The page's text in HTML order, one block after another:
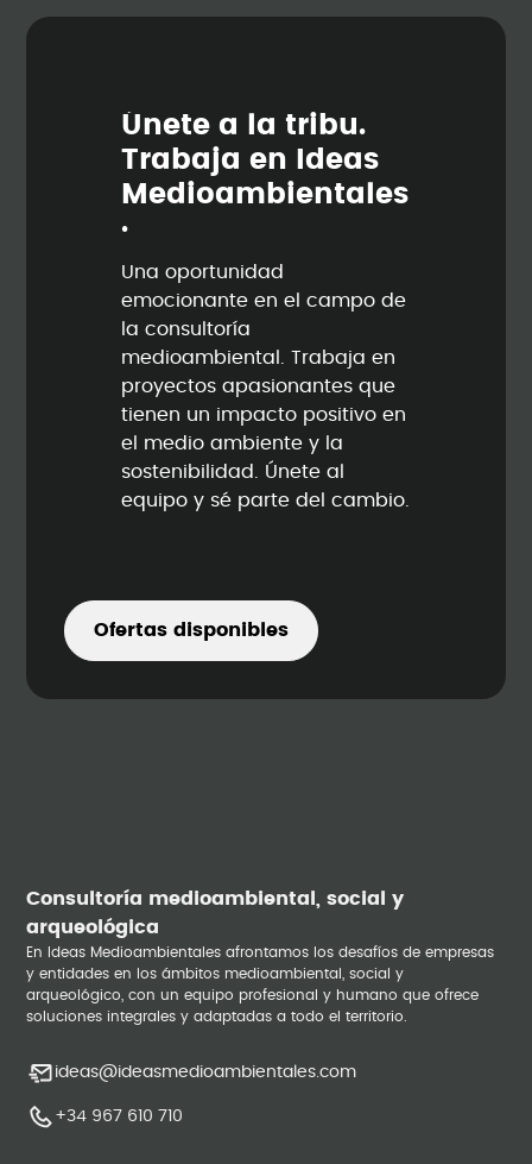
Únete a la tribu.
Trabaja en Ideas
Medioambienta les
.
Una oportunidad
emocionante en el campo de
la consultoría
medioambiental. Trabaja en
proyectos apasionantes que
tienen un impacto positivo en
el medio ambiente y la
sostenibilidad. Únete al
equipo y sé parte del cambio.
Ofertas disponibles
Consultoría medioambiental, social y
arqueológica
En Ideas Medioambientales afrontamos los desafíos de empresas
y entidades en los ámbitos medioambiental, social y
arqueológico, con un equipo profesional y humano que ofrece
soluciones integrales y adaptadas a todo el territorio.
ideas@ideasmedioambientales.com
+34 967 610 710